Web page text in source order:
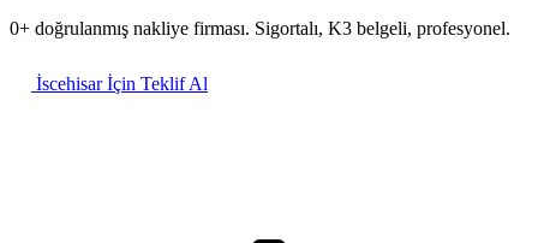
0+ doğrulanmış nakliye firması. Sigortalı, K3 belgeli, profesyonel.
İscehisar İçin Teklif Al